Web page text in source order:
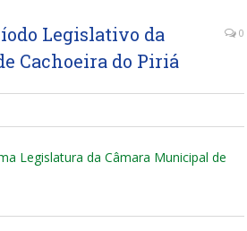
Legislativo da
Cachoeira do Piriá
0
Legislatura da Câmara Municipal de